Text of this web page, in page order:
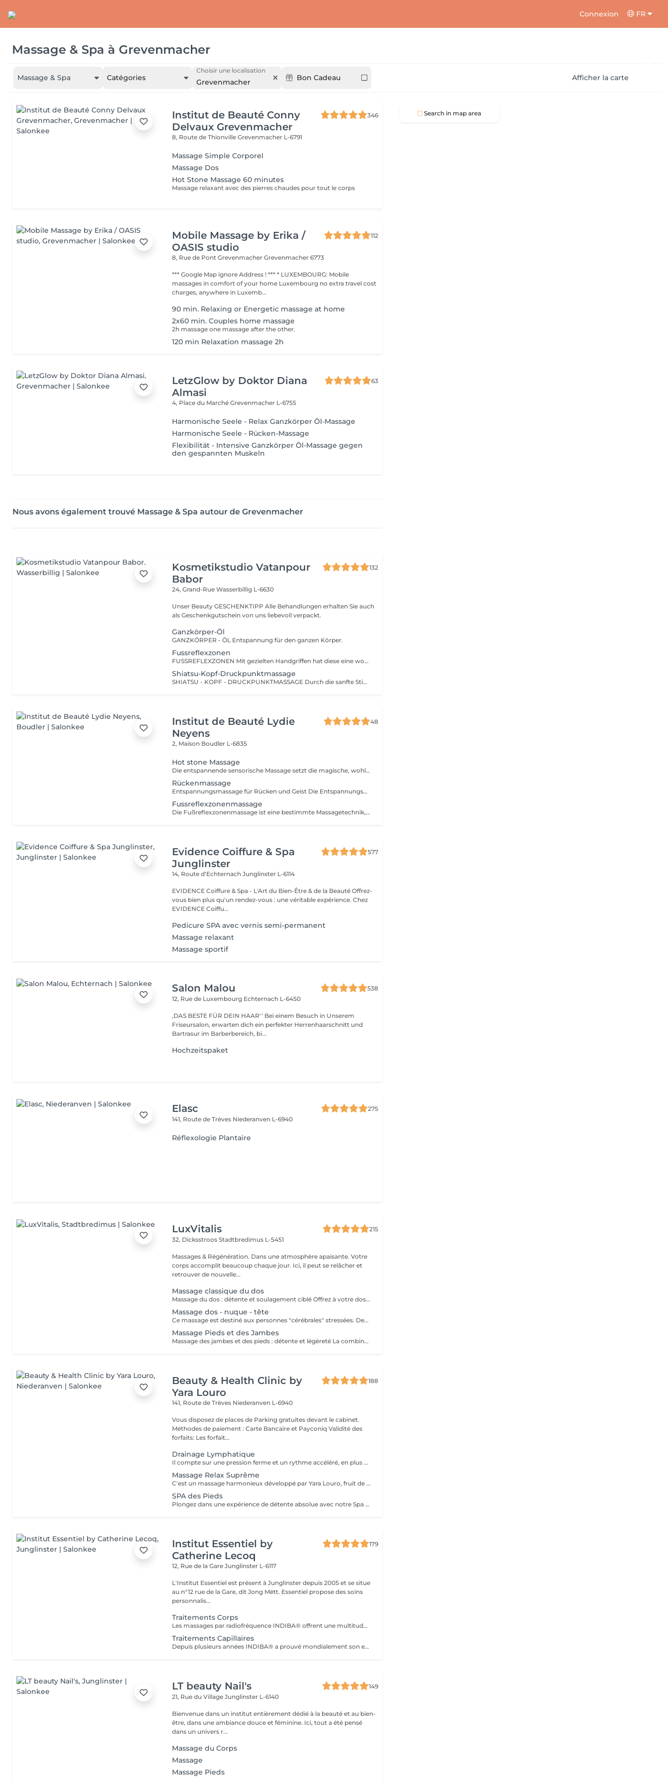
Connexion FR
Massage & Spa à Grevenmacher
Massage & Spa Catégories
Choisir une localisation
Grevenmacher Bon Cadeau Afficher la carte
Institut de Beauté Conny
Delvaux Grevenmacher
346
8, Route de ThionvilleGrevenmacher L-6791
Massage Simple Corporel
Massage Dos
Hot Stone Massage 60 minutes
Massage relaxant avec des pierres chaudes pour tout le corps
Mobile Massage by Erika /
OASIS studio
112
8, Rue de Pont GrevenmacherGrevenmacher 6773
*** Google Map ignore Address ! *** * LUXEMBOURG: Mobile
massages in comfort of your home Luxembourg no extra travel cost
charges, anywhere in Luxemb...
90 min. Relaxing or Energetic massage at home
2x60 min. Couples home massage
2h massage one massage after the other.
120 min Relaxation massage 2h
LetzGlow by Doktor Diana
Almasi
63
4, Place du MarchéGrevenmacher L-6755
Harmonische Seele - Relax Ganzkörper Öl-Massage
Harmonische Seele - Rücken-Massage
Flexibilität - Intensive Ganzkörper Öl-Massage gegen
den gespannten Muskeln
Nous avons également trouvé Massage & Spa autour de Grevenmacher
Kosmetikstudio Vatanpour
Babor
132
24, Grand-RueWasserbillig L-6630
Unser Beauty GESCHENKTIPP Alle Behandlungen erhalten Sie auch
als Geschenkgutschein von uns liebevoll verpackt.
Ganzkörper-Öl
GANZKÖRPER - ÖL Entspannung für den ganzen Körper.
Fussreflexzonen
FUSSREFLEXZONEN Mit gezielten Handgriffen hat diese eine wohltuende Wirkung. Ob gestresst, müde oder einfach nur ein langer Tag in hohen Schuhen.
Shiatsu-Kopf-Druckpunktmassage
SHIATSU - KOPF - DRUCKPUNKTMASSAGE Durch die sanfte Stimulation bestimmter Druckpunkte und Energiebahnen werden Blockaden gelöst und der Energiefluss im Körper wiederhergestellt.
Institut de Beauté Lydie
Neyens
48
2, Maison Boudler L-6835
Hot stone Massage
Die entspannende sensorische Massage setzt die magische, wohltuende Synergie frei, die sich entfaltet, wenn die Hände mit den warmen Steinen zusammenarbeiten. Eine Reise in tiefe mentale und muskuläre Entspannung, die beruhigt und revitalisiert. Das seit langem praktizierte Verfahren weckt unsere Sinne, fördert Vitalität und Wohlbefinden.
Rückenmassage
Entspannungsmassage für Rücken und Geist Die Entspannungsmassage mit ätherischen Ölen spricht, neben dem Lösen von körperlichen Spannungen, durch den angenehmen Duft unseren Geruchssinn an und lässt uns mit Unterstützung von sanfter Entspannungsmusik zur Ruhe finden.
Fussreflexzonenmassage
Die Fußreflexzonenmassage ist eine bestimmte Massagetechnik, bei der man spezielle Bereiche der Fußsohle die sogenannten Fußreflexzonen massiert. Örtlich verbessert dies die Durchblutung des Fußes. Erdung, Wohlbefinden, Lebensqualität: Die Füße - unsere Wurzeln - zeigen wie und wo wir stehen. Ziel der Reflexzonenmassage ist es, den Körper ins Gleichgewicht zu bringen und Selbstheilungskräfte zu mobilisieren. Anwendungsbeispiele: Stress, Erschöpfung, Burnout, Verdauungsprobleme, Kopfschmerzen.
Evidence Coiffure & Spa
Junglinster
577
14, Route d‘EchternachJunglinster L-6114
EVIDENCE Coiffure & Spa - L'Art du Bien-Être & de la Beauté Offrez-
vous bien plus qu'un rendez-vous : une véritable expérience. Chez
EVIDENCE Coiffu...
Pedicure SPA avec vernis semi-permanent
Massage relaxant
Massage sportif
Salon Malou
538
12, Rue de Luxembourg Echternach L-6450
,DAS BESTE FÜR DEIN HAAR'' Bei einem Besuch in Unserem
Friseursalon, erwarten dich ein perfekter Herrenhaarschnitt und
Bartrasur im Barberbereich, bi...
Hochzeitspaket
Elasc
275
141, Route de Trèves Niederanven L-6940
Réflexologie Plantaire
LuxVitalis
215
32, DicksstroosStadtbredimus L-5451
Massages & Régénération. Dans une atmosphère apaisante. Votre
corps accomplit beaucoup chaque jour. Ici, il peut se relâcher et
retrouver de nouvelle...
Massage classique du dos
Massage du dos : détente et soulagement ciblé Offrez à votre dos une véritable pause : des gestes de massage relaxants et efficaces détendent, étirent et tonifient les zones sensibles au niveau lombaire, thoracique et cervical ainsi que les muscles pectoraux. Douleurs, tensions musculaires et blocages peuvent être soulagés, tandis que la circulation sanguine est stimulée.
Massage dos - nuque - tête
Ce massage est destiné aux personnes "cérébrales" stressées. Des techniques de préhension spéciales de la mobilisation de la colonne cervicale garantissent un apaisement des pensées. Un remède contre les tensions de stress, les douleurs au cou, les étourdissements, les problèmes de posture, les maux de tête et l'épuisement.
Massage Pieds et des Jambes
Massage des jambes et des pieds : détente et légèreté La combinaison massage des jambes et des pieds procure une détente profonde et libératrice. Les muscles tendus ou fatigués après le sport ou la randonnée sont assouplis, les points de tension relâchés et la circulation sanguine stimulée. Offrez à vos jambes fatiguées ce moment de bien-être réparateur.
Beauty & Health Clinic by
Yara Louro
188
141, Route de Trèves Niederanven L-6940
Vous disposez de places de Parking gratuites devant le cabinet.
Méthodes de paiement : Carte Bancaire et Payconiq Validité des
forfaits: Les forfait...
Drainage Lymphatique
Il compte sur une pression ferme et un rythme accéléré, en plus de pompages et des manuvres exclusives qui permettent des résultats immédiats. Cette technique réduit les oedèmes, active la circulation sanguine et potentialise un réseau complexe de vaisseaux où passent les fluides corporels, réduisant ainsi la tant redoutée cellulite. Le résultat est un corps moins gonflé et galbé avec un métabolisme plus accéléré et, donc, une sensation de bien-être.
Massage Relax Suprême
C'est un massage harmonieux développé par Yara Louro, fruit de ses années d'expérience. Ce massage qui rassure le corps, l'esprit et l'âme, a été particulièrement développé pour fournir une relaxation totale des sens, vous transportant vers un état de bien-être parfait. Vous découvrirez tous ses secrets lors de votre séance.
SPA des Pieds
Plongez dans une expérience de détente absolue avec notre Spa des Pieds, un rituel d'exception dédié au bien-être et à l'élégance. Vos pieds sont délicatement immergés dans un bain sensoriel enrichi en sels précieux et actifs relaxants, favorisant la détente profonde et la revitalisation. Le soin se poursuit par une exfoliation raffinée qui révèle une peau douce et soyeuse, suivie d'un massage expert aux gestes lents et enveloppants, libérant les tensions et rééquilibrant les énergies. Véritable moment de luxe et de sérénité, ce soin procure une sensation de légèreté durable et un confort absolu.
Institut Essentiel by
Catherine Lecoq
179
12, Rue de la GareJunglinster L-6117
L'Institut Essentiel est présent à Junglinster depuis 2005 et se situe
au n°12 rue de la Gare, dit Jong Mëtt. Essentiel propose des soins
personnalis...
Traitements Corps
Les massages par radiofréquence INDIBA® offrent une multitudes de bienfaits. De la relaxation au massage anti-cellulite et raffermissant, INDIBA® traite en douceur et efficacement. L'action en profondeur de la technologie de radiofréquence stimule la production de collagène, améliore le tonus musculaire et la circulation sanguine et renforce les défenses naturelles de la peau. Dès le premier massage vous ressentirez la différence et constater les premiers effets. Pour vous informer sur les effets et les traitements avec la méthode INDIBA® vous pouvez réserver un rendez-vous informatif. Le traitement ne convient pas si vous: - êtes en ceinte - portez un pacemaker - souffrez de thrombose, phlébite - troubles vasculaires graves - êtes traité pour un cancer (demandez avis médical)
Traitements Capillaires
Depuis plusieurs années INDIBA® a prouvé mondialement son efficacité à lutter contre la dégénérescence cellulaire (vieillissement cellulaire). La technologie de INDIBA® Haiwave a été spécifiquement conçue pour traiter le problème de la chute des cheveux du au vieillissement ou en raison de problèmes hormonaux. En activant la micro circulation, les racines des cheveux sont intensément nourries en oxygène et peuvent se régénérer très rapidement. Le poil sort ainsi de sa phase de repos et peut repousser. Progressivement (à p.de 4 séances) les premiers cheveux sont visibles. Le traitement doit impérativement se réaliser 3-4 fois par semaines sur une durée de 1mois (revitalisation, cheveux fins, prévention anti-chute) ou 2 mois pour la perte de cheveux et calvitie. Nous proposons un forfait de 12 séances avec une remise immédiate de 15%. 1 à 2 cure de 12 séances sont conseillés à intervalle de 4-6 semaines. N'hésitez pas à nous contacter pour plus d'information ou réserver votre séance d'information (gratuite) en ligne.
LT beauty Nail's
149
21, Rue du VillageJunglinster L-6140
Bienvenue dans un institut entièrement dédié à la beauté et au bien-
être, dans une ambiance douce et féminine. Ici, tout a été pensé
dans un univers r...
Massage du Corps
Massage
Massage Pieds
Search in map area